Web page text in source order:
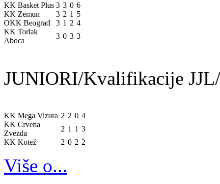
KK Basket Plus 3 3 0 6
KK Zemun
3 2 1 5
OKK Beograd
3 1 2 4
KK Torlak
Aboca
3 0 3 3
JUNIORI/Kvalifikacije
KK Mega Vizura 2 2 0 4
KK Crvena
Zvezda
2 1 1 3
KK Kotež
2 0 2 2
Više o...